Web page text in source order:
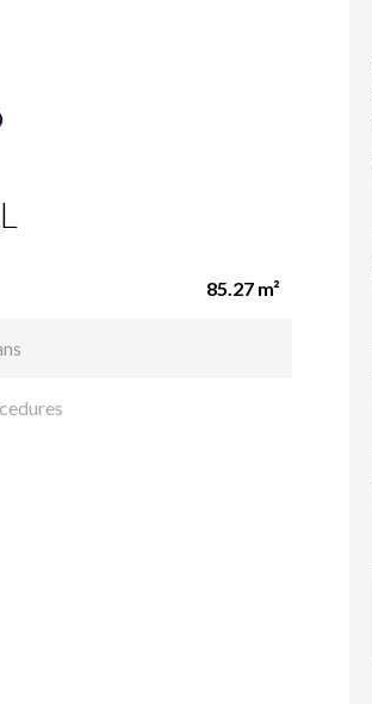
85.27 m²